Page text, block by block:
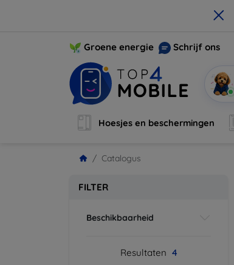
×
Groene energie Schrijf ons
Hoesjes en beschermingen
Catalogus
FILTER
Beschikbaarheid
Resultaten 4